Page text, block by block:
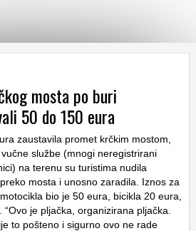
mosta po buri
50 do 150 eura
zaustavila promet krčkim mostom,
službe (mnogi neregistrirani
na terenu su turistima nudila
mosta i unosno zaradila. Iznos za
bio je 50 eura, bicikla 20 eura,
je pljačka, organizirana pljačka.
to pošteno i sigurno ovo ne rade